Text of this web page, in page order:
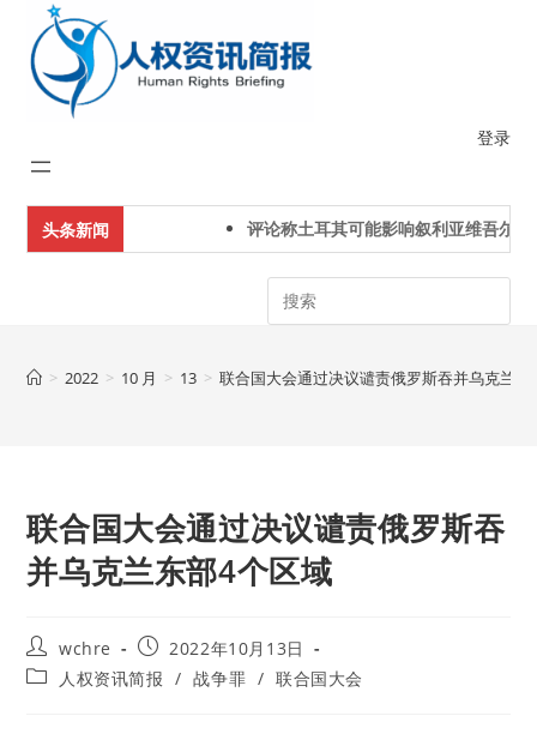
content
登录
头条新闻 评论称土耳其可能影响叙利亚维吾尔人
Search
> 2022 > 10 月 > 13 > 联合国大会通过决议谴责俄罗斯吞并乌克兰东
联合国大会通过决议谴责俄罗斯吞
并乌克兰东部4个区域
Post
author:
wchre
Post
published:
2022年10月13日
Post 人权资讯简报 / 战争罪 / 联合国大会